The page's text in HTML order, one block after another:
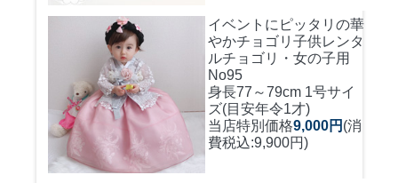
イベントにピッタリの華
やかチョゴリ 子供レンタ
ルチョゴリ・女の子用
No95
身長77～79cm 1号サイ
ズ(目安年令1才)
当店特別価格9,000円 (消
費税込:9,900円)